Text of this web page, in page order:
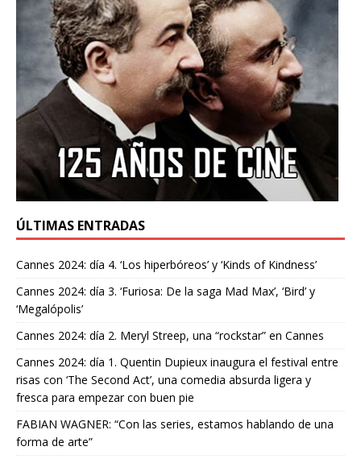
ÚLTIMAS ENTRADAS
Cannes 2024: día 4. ‘Los hiperbóreos’ y ‘Kinds of Kindness’
Cannes 2024: día 3. ‘Furiosa: De la saga Mad Max’, ‘Bird’ y
‘Megalópolis’
Cannes 2024: día 2. Meryl Streep, una “rockstar” en Cannes
Cannes 2024: día 1. Quentin Dupieux inaugura el festival entre
risas con ‘The Second Act’, una comedia absurda ligera y
fresca para empezar con buen pie
FABIAN WAGNER: “Con las series, estamos hablando de una
forma de arte”